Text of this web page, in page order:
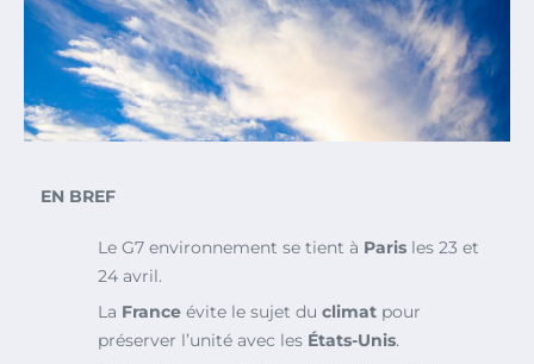
EN BREF
Le G7 environnement se tient à Paris les 23 et
24 avril.
La France évite le sujet du climat pour
préserver l’unité avec les États-Unis.